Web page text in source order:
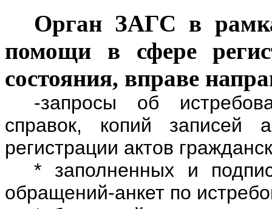
Орган ЗАГС в
помощи в сфере
состояния, вправе
-запросы об
справок, копий записей
регистрации актов
* заполненных и
обращений-анкет по